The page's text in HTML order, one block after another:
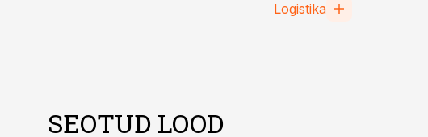
Logistika
SEOTUD LOOD